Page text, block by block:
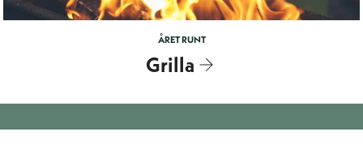
ÅRET RUNT
Grilla